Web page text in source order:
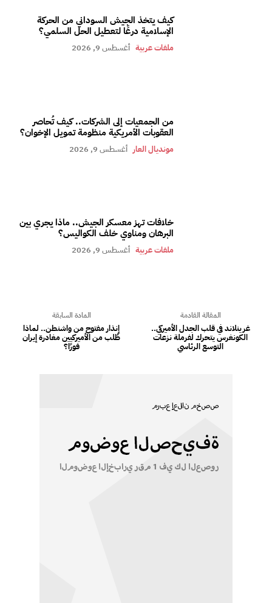
كيف يتخذ الجيش السوداني من الحركة
الإسلامية درعًا لتعطيل الحل السلمي؟
ملفات عربية أغسطس 9, 2026
من الجمعيات إلى الشركات.. كيف تُحاصر
العقوبات الأمريكية منظومة تمويل الإخوان؟
مونديال العار أغسطس 9, 2026
خلافات تهز معسكر الجيش.. ماذا يجري بين
البرهان ومناوي خلف الكواليس؟
ملفات عربية أغسطس 9, 2026
المادة السابقة
إنذار مفتوح من واشنطن.. لماذا
طُلب من الأميركيين مغادرة إيران
فورًا؟
المقالة القادمة
غرينلاند في قلب الجدل الأميركي..
الكونغرس يتحرك لفرملة نزعات
التوسع الرئاسي